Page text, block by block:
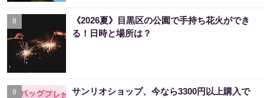
8
《2026夏》目黒区の公園で手持ち花火ができ
る！日時と場所は？
9
サンリオショップ、今なら3300円以上購入で